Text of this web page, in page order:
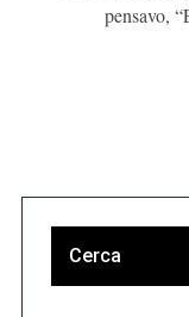
pensavo,